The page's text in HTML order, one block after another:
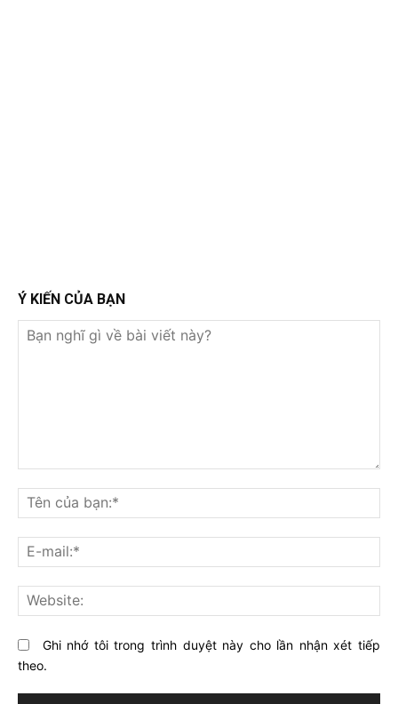
Ý KIẾN CỦA BẠN
nghĩ
gì
về
bài
viết
này?
Ghi nhớ tôi trong trình duyệt này cho lần nhận xét tiếp
theo.